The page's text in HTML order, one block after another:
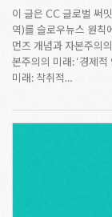
이 글은 CC 글로벌 써
역)를 슬로우뉴스 원
먼즈 개념과 자본주의
본주의의 미래: ‘경제
미래: 착취적…